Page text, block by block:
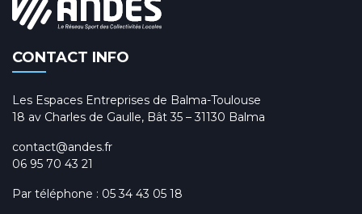
CONTACT INFO
Les Espaces Entreprises de Balma-Toulouse
18 av Charles de Gaulle, Bât 35 – 31130 Balma
contact@andes.fr
06 95 70 43 21
Par téléphone : 05 34 43 05 18